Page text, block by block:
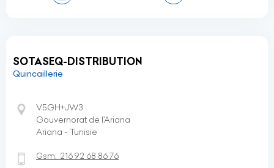
SOTASEQ-DISTRIBUTION
Quincaillerie
V5GH+JW3
Gouvernorat de l’Ariana
Ariana - Tunisie
Gsm: 216 92 68 86 76